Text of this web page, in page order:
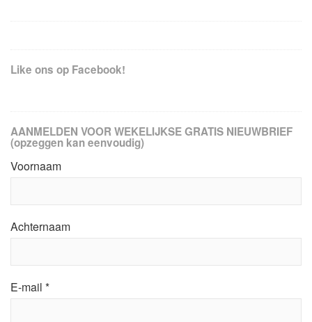
Like ons op Facebook!
AANMELDEN VOOR WEKELIJKSE GRATIS NIEUWBRIEF
(opzeggen kan eenvoudig)
Voornaam
Achternaam
E-mail *